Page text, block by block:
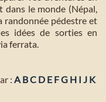
dans le monde (Népal,
randonnée pédestre et
idées de sorties en
ferrata.
: A BC D E FG H I J K